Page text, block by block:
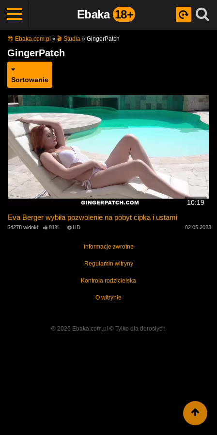
Ebaka 18+
😎 Ebaka.com.pl » 🎬 Studia » GingerPatch
GingerPatch
Sortowanie
10:19
Eva Berger wybiła pozwolenie na pobyt cipką i ustami
54278 widoki 81% HD 02.05.2023
Informacje zwrotne
Regulamin witryny
Kontrola rodzicielska
O witrynie
® 2026 Ebaka.com.pl ©️ Tylko dla dorosłych